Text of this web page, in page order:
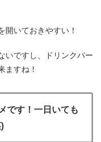
開いておきやすい！
いですし、ドリンクバー
ますね！
です！一日いても